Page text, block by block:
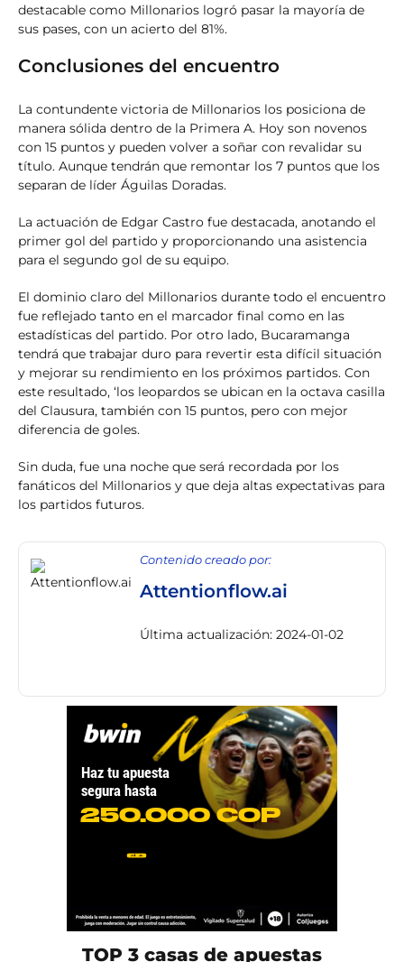
destacable como Millonarios logró pasar la mayoría de
sus pases, con un acierto del 81%.
Conclusiones del encuentro
La contundente victoria de Millonarios los posiciona de
manera sólida dentro de la Primera A. Hoy son novenos
con 15 puntos y pueden volver a soñar con revalidar su
título. Aunque tendrán que remontar los 7 puntos que los
separan de líder Águilas Doradas.
La actuación de Edgar Castro fue destacada, anotando el
primer gol del partido y proporcionando una asistencia
para el segundo gol de su equipo.
El dominio claro del Millonarios durante todo el encuentro
fue reflejado tanto en el marcador final como en las
estadísticas del partido. Por otro lado, Bucaramanga
tendrá que trabajar duro para revertir esta difícil situación
y mejorar su rendimiento en los próximos partidos. Con
este resultado, ‘los leopardos se ubican en la octava casilla
del Clausura, también con 15 puntos, pero con mejor
diferencia de goles.
Sin duda, fue una noche que será recordada por los
fanáticos del Millonarios y que deja altas expectativas para
los partidos futuros.
Contenido creado por:
Attentionflow.ai
Última actualización: 2024-01-02
TOP 3 casas de apuestas